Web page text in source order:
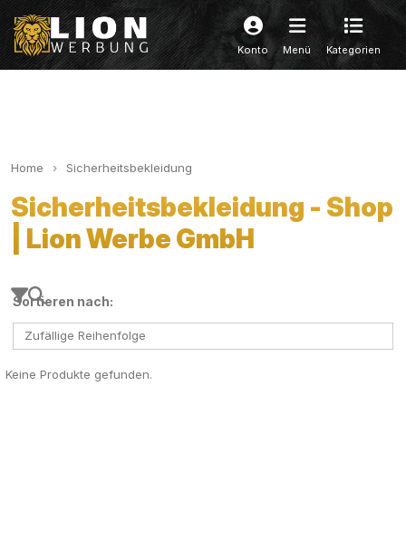
Konto Menü Kategorien
Home Sicherheitsbekleidung
Sicherheitsbekleidung - Shop
| Lion Werbe GmbH
Sortieren nach:
Zufällige Reihenfolge
Keine Produkte gefunden.